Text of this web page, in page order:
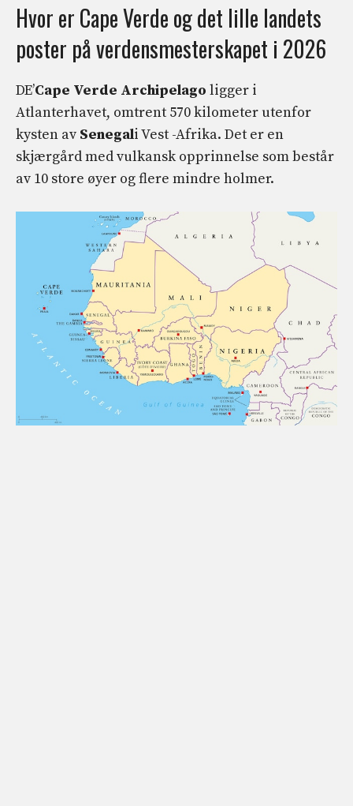
Hvor er Cape Verde og det lille landets
poster på verdensmesterskapet i 2026
DE’Cape Verde Archipelago ligger i
Atlanterhavet, omtrent 570 kilometer utenfor
kysten av Senegali Vest -Afrika. Det er en
skjærgård med vulkansk opprinnelse som består
av 10 store øyer og flere mindre holmer.